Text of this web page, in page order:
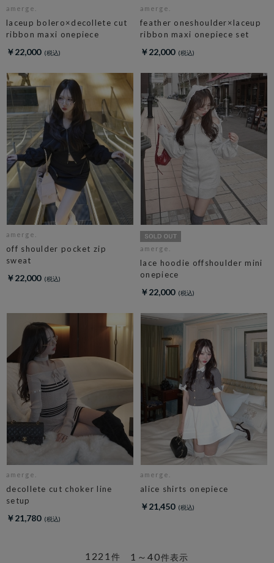
amerge.
laceup bolero×decollete cut
ribbon maxi onepiece
￥22,000
amerge.
feather oneshoulder×laceup
ribbon maxi onepiece set
￥22,000
amerge.
off shoulder pocket zip
sweat
￥22,000
amerge.
lace hoodie offshoulder mini
onepiece
￥22,000
amerge.
decollete cut choker line
setup
￥21,780
amerge.
alice shirts onepiece
￥21,450
1～40件表示
1221 件